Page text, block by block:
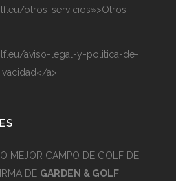
otros-servicios»>Otros
aviso-legal-y-politica-de-
a>
MEJOR CAMPO DE GOLF DE
DE GARDEN & GOLF